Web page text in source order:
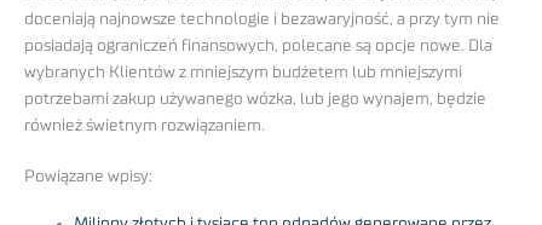
doceniają najnowsze technologie i bezawaryjność, a przy tym nie
posiadają ograniczeń finansowych, polecane są opcje nowe. Dla
wybranych Klientów z mniejszym budżetem lub mniejszymi
potrzebami zakup używanego wózka, lub jego wynajem, będzie
również świetnym rozwiązaniem.
Powiązane wpisy: